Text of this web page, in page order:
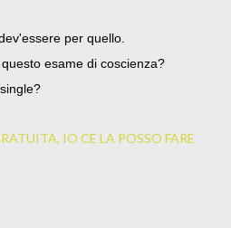
per quello.
esame di coscienza?
IO CE LA POSSO FARE